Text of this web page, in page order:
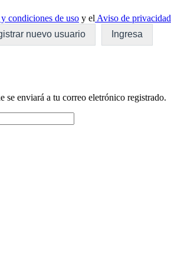
condiciones de uso y el Aviso de privacidad
nuevo usuario Ingresa
se enviará a tu correo eletrónico registrado.